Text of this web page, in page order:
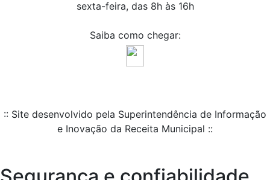
sexta-feira, das 8h às 16h
Saiba como chegar:
:: Site desenvolvido pela Superintendência de Informação
e Inovação da Receita Municipal ::